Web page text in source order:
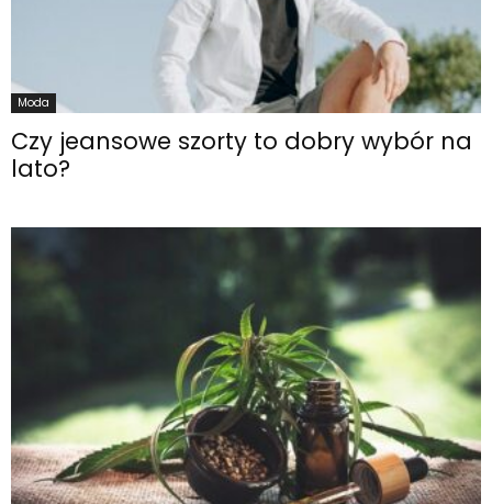
Moda
Czy jeansowe szorty to dobry wybór na
lato?